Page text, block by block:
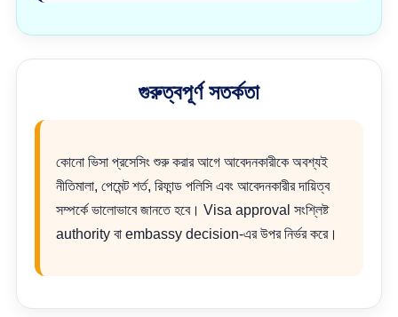
গুরুত্বপূর্ণ সতর্কতা
কোনো ভিসা প্রসেসিং শুরু করার আগে আবেদনকারীকে অবশ্যই
নীতিমালা, পেমেন্ট শর্ত, রিফান্ড পলিসি এবং আবেদনকারীর দায়িত্ব
সম্পর্কে ভালোভাবে জানতে হবে। Visa approval সংশ্লিষ্ট
authority বা embassy decision-এর উপর নির্ভর করে।